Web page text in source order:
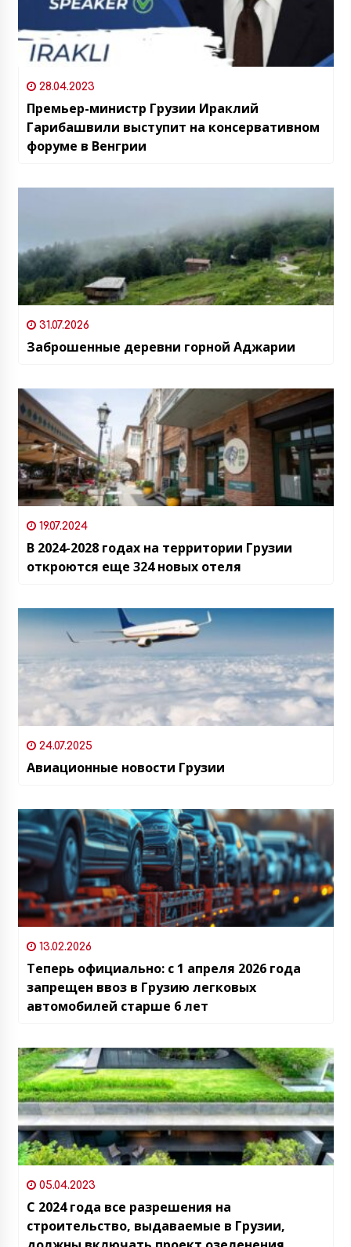
28.04.2023
Премьер-министр Грузии Ираклий
Гарибашвили выступит на консервативном
форуме в Венгрии
31.07.2026
Заброшенные деревни горной Аджарии
19.07.2024
В 2024-2028 годах на территории Грузии
откроются еще 324 новых отеля
24.07.2025
Авиационные новости Грузии
13.02.2026
Теперь официально: с 1 апреля 2026 года
запрещен ввоз в Грузию легковых
автомобилей старше 6 лет
05.04.2023
С 2024 года все разрешения на
строительство, выдаваемые в Грузии,